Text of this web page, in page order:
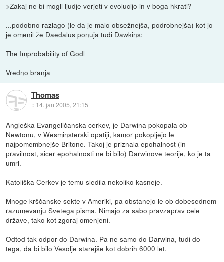
>Zakaj ne bi mogli ljudje verjeti v evolucijo in v boga hkrati?
...podobno razlago (le da je malo obsežnejša, podrobnejša) kot jo
je omenil že Daedalus ponuja tudi Dawkins:
The Improbability of Godl
Vredno branja
Thomas
:: 14. jan 2005, 21:15
Angleška Evangeličanska cerkev, je Darwina pokopala ob
Newtonu, v Wesminsterski opatiji, kamor pokopljejo le
najpomembnejše Britone. Takoj je priznala epohalnost (in
pravilnost, sicer epohalnosti ne bi bilo) Darwinove teorije, ko je ta
umrl.
Katoliška Cerkev je temu sledila nekoliko kasneje.
Mnoge krščanske sekte v Ameriki, pa obstanejo le ob dobesednem
razumevanju Svetega pisma. Nimajo za sabo pravzaprav cele
države, tako kot zgoraj omenjeni.
Odtod tak odpor do Darwina. Pa ne samo do Darwina, tudi do
tega, da bi bilo Vesolje starejše kot dobrih 6000 let.